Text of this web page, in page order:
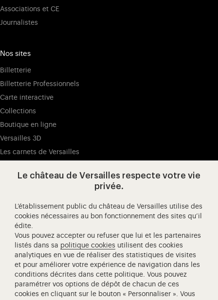
Associations et CE
Journalistes
Nos sites
Billetterie
Billetterie Professionnels
Carte interactive
Collections
Boutique en ligne
Versailles 3D
Les carnets de Versailles
Ressources pédagogiques
Visitez notre Facebook (ouverture dans un nouvel
Visitez notre X (ouverture dans un nouvel
Visitez notre Instagram (ouverture
Visitez notre YouTube
Visitez notre
Château de Versailles Spectacles
L'Opéra royal de Versailles
Centre de recherche du château de Versailles
Centre de Musique Baroque de Versailles
Réseau des Résidences Royales Européenne
Le château de Versailles respecte votre vie
privée.
L’établissement public du château de Versailles utilise des
cookies nécessaires au bon fonctionnement des sites qu’il
édite.
Vous pouvez accepter ou refuser que lui et les partenaires
listés dans sa politique cookies utilisent des cookies
analytiques en vue de réaliser des statistiques de visites
et pour améliorer votre expérience de navigation dans les
conditions décrites dans cette politique. Vous pouvez
paramétrer vos options de dépôt de chacun de ces
cookies en cliquant sur le bouton « Personnaliser ». Vous